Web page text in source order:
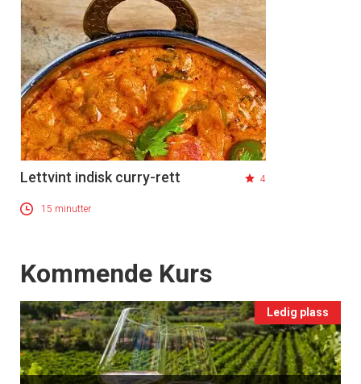
Lettvint indisk curry-rett 4
15 minutter
Events
Kommende Kurs
Ledig plass